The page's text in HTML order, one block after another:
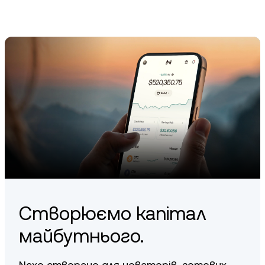
щонайменше 10% від вартості решти вашого
Щоб дізнатися точні ставки винагород для кожного
рівня, відвідайте наш
Довідковий центр.
моніторингу шахрайства, що забезпечують
недоторканність ваших коштів.
Системи керування інформацією, акредитовані за
стандартом ISO/IEC 27001:2013.
Цілодобова служба підтримки клієнтів, що надає
персоналізований сервіс, який виходить за рамки
Ви можете дізнатися більше про наші фундаментальні
Створюємо капітал
майбутнього.